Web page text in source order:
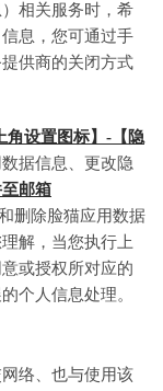
相关服务时，希
息，您可通过手
供商的关闭方式
角设置图标】-【隐
据信息、更改隐
邮箱
删除脸猫应用数据
解，当您执行上
或授权所对应的
个人信息处理。
络、也与使用该